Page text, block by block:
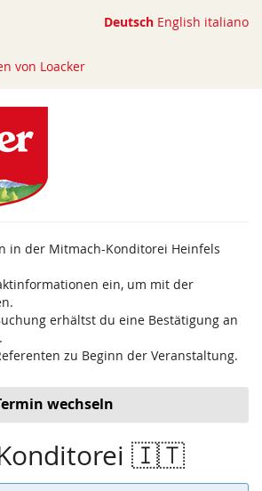
Deutsch English italiano
von Loacker
in der Mitmach-Konditorei Heinfels
ein, um mit der
erhältst du eine Bestätigung an
zu Beginn der Veranstaltung.
wechseln
🇮🇹